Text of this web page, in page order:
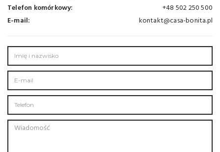
Telefon komórkowy:
+48 502 250 500
E-mail:
kontakt@casa-bonita.pl